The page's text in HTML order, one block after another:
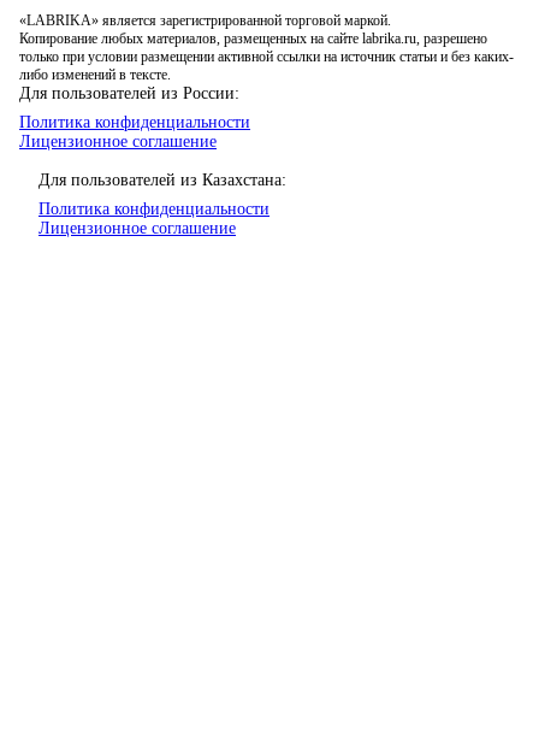
«LABRIKA» является зарегистрированной торговой маркой.
Копирование любых материалов, размещенных на сайте labrika.ru, разрешено
только при условии размещении активной ссылки на источник статьи и без каких-
либо изменений в тексте.
Для пользователей из России:
Политика конфиденциальности
Лицензионное соглашение
Для пользователей из Казахстана:
Политика конфиденциальности
Лицензионное соглашение